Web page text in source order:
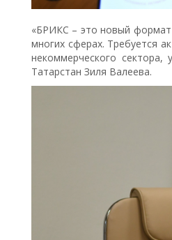
«БРИКС – это новый формат
многих сферах. Требуется
некоммерческого
Татарстан Зиля Валеева.